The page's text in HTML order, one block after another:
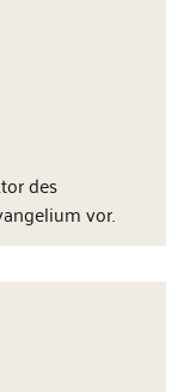
des
vor.